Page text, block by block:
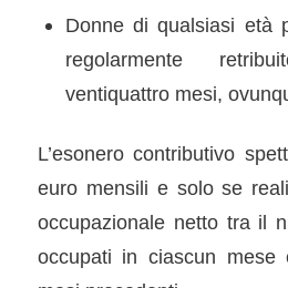
Donne di qualsiasi età
regolarmente
ventiquattro mesi,
L’esonero contributivo
euro mensili e solo se
occupazionale netto tra il
occupati in ciascun